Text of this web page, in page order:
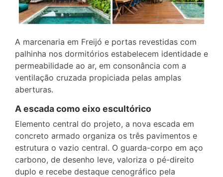
A marcenaria em Freijó e portas revestidas com
palhinha nos dormitórios estabelecem identidade e
permeabilidade ao ar, em consonância com a
ventilação cruzada propiciada pelas amplas
aberturas.
A escada como eixo escultórico
Elemento central do projeto, a nova escada em
concreto armado organiza os três pavimentos e
estrutura o vazio central. O guarda-corpo em aço
carbono, de desenho leve, valoriza o pé-direito
duplo e recebe destaque cenográfico pela